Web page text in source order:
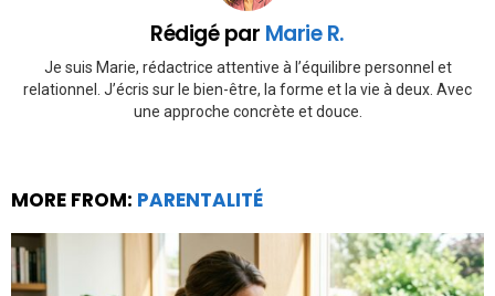
Rédigé par Marie R.
Je suis Marie, rédactrice attentive à l’équilibre personnel et
relationnel. J’écris sur le bien-être, la forme et la vie à deux. Avec
une approche concrète et douce.
MORE FROM: PARENTALITÉ